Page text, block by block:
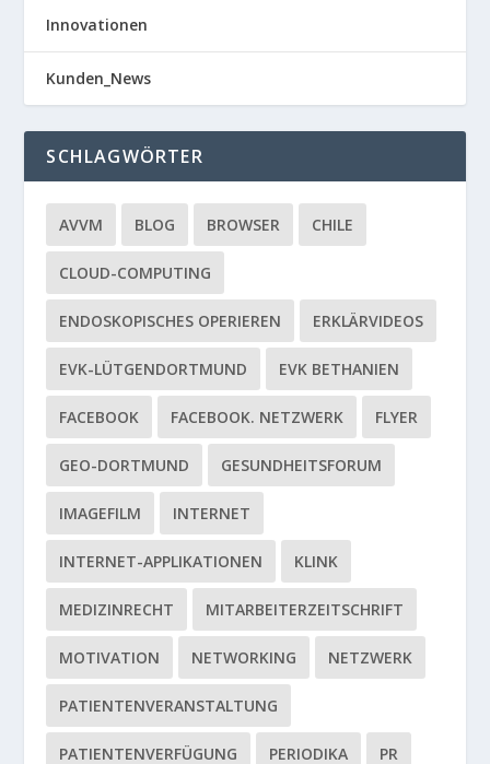
Innovationen
Kunden_News
SCHLAGWÖRTER
AVVM BLOG BROWSER CHILE
CLOUD-COMPUTING
ENDOSKOPISCHES OPERIEREN ERKLÄRVIDEOS
EVK-LÜTGENDORTMUND EVK BETHANIEN
FACEBOOK FACEBOOK. NETZWERK FLYER
GEO-DORTMUND GESUNDHEITSFORUM
IMAGEFILM INTERNET
INTERNET-APPLIKATIONEN KLINK
MEDIZINRECHT MITARBEITERZEITSCHRIFT
MOTIVATION NETWORKING NETZWERK
PATIENTENVERANSTALTUNG
PATIENTENVERFÜGUNG PERIODIKA PR